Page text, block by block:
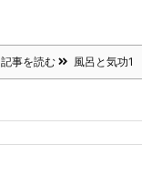
記事を読む 風呂と気功1